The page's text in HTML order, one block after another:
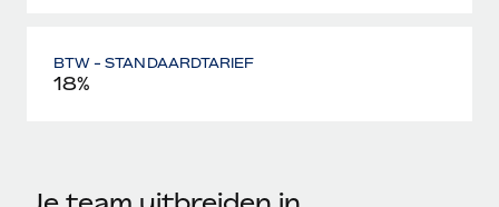
BTW - STANDAARDTARIEF
18%